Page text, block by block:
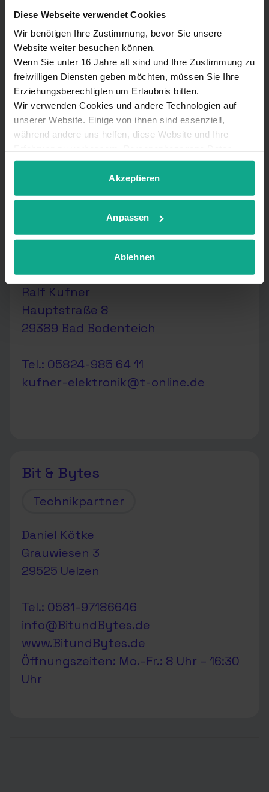
Diese Webseite verwendet Cookies
Wir benötigen Ihre Zustimmung, bevor Sie unsere
Website weiter besuchen können.
Wenn Sie unter 16 Jahre alt sind und Ihre Zustimmung zu
freiwilligen Diensten geben möchten, müssen Sie Ihre
Erziehungsberechtigten um Erlaubnis bitten.
Wir verwenden Cookies und andere Technologien auf
unserer Website. Einige von ihnen sind essenziell,
während andere uns helfen, diese Website und Ihre
können verarbeitet werden (z. B. IP-Adressen), z. B. für
personalisierte Anzeigen und Inhalte oder Anzeigen- und
Inhaltsmessung. Weitere Informationen über die
Datenschutzerklärung. Sie können Ihre
Auswahl jederzeit unter Details widerrufen oder
Akzeptieren
Anpassen
Ablehnen
Bahnhofsstraße 51
29525 Uelzen
Tel. 0581 22548060
Öffnungszeiten:
vorübergehend geschlossen
Unterhaltungselektronik Ralf
Kufner
Vertriebs- und Technikpartner
Ralf Kufner
Hauptstraße 8
29389 Bad Bodenteich
Tel.: 05824-985 64 11
kufner-elektronik@t-online.de
Bit & Bytes
Technikpartner
Daniel Kötke
Grauwiesen 3
29525 Uelzen
Tel.: 0581-97186646
info@BitundBytes.de
www.BitundBytes.de
Öffnungszeiten: Mo.-Fr.: 8 Uhr – 16:30
Uhr